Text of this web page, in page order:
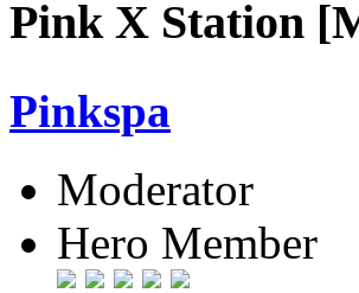
Pink X Station
Pinkspa
Moderator
Hero Member